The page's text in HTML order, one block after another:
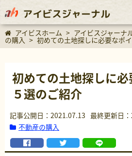
アイビスジャーナル
アイビスホーム > アイビスジャーナ
の購入 > 初めての土地探しに必要なポ
初めての土地探しに
５選のご紹介
記事公開日：2021.07.13 最終更新日
不動産の購入